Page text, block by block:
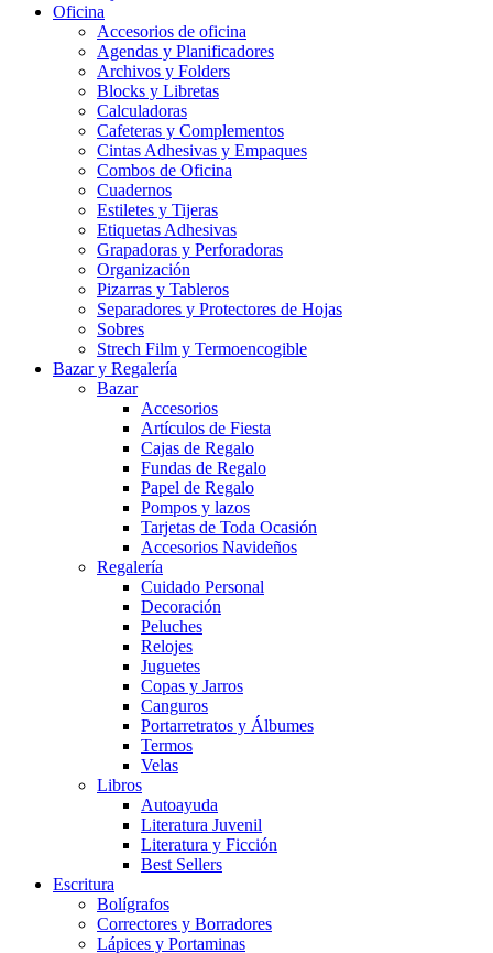
Oficina
Accesorios de oficina
Agendas y Planificadores
Archivos y Folders
Blocks y Libretas
Calculadoras
Cafeteras y Complementos
Cintas Adhesivas y Empaques
Combos de Oficina
Cuadernos
Estiletes y Tijeras
Etiquetas Adhesivas
Grapadoras y Perforadoras
Organización
Pizarras y Tableros
Separadores y Protectores de Hojas
Sobres
Strech Film y Termoencogible
Bazar y Regalería
Bazar
Accesorios
Artículos de Fiesta
Cajas de Regalo
Fundas de Regalo
Papel de Regalo
Pompos y lazos
Tarjetas de Toda Ocasión
Accesorios Navideños
Regalería
Cuidado Personal
Decoración
Peluches
Relojes
Juguetes
Copas y Jarros
Canguros
Portarretratos y Álbumes
Termos
Velas
Libros
Autoayuda
Literatura Juvenil
Literatura y Ficción
Best Sellers
Escritura
Bolígrafos
Correctores y Borradores
Lápices y Portaminas